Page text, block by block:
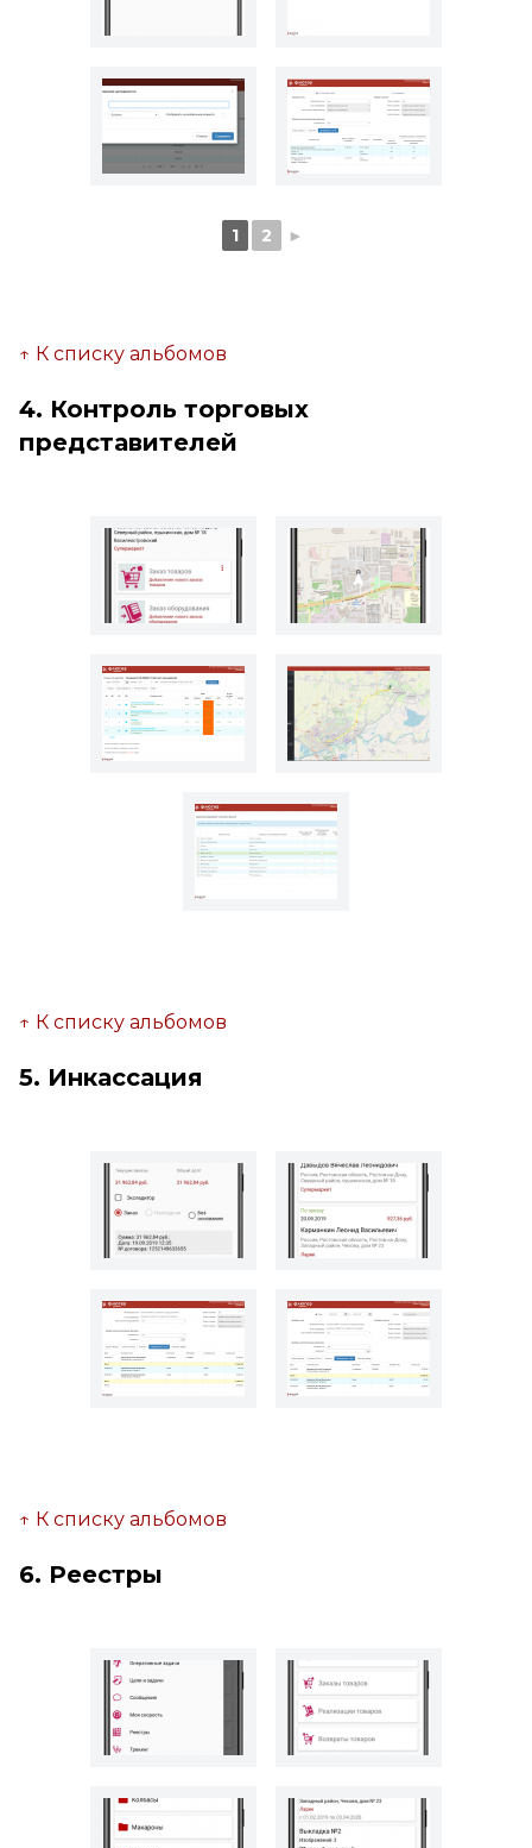
1 2 ►
↑ К списку альбомов
4. Контроль торговых
представителей
↑ К списку альбомов
5. Инкассация
↑ К списку альбомов
6. Реестры